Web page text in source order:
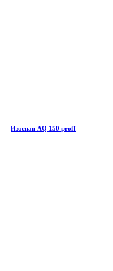
Изоспан AQ 150 proff